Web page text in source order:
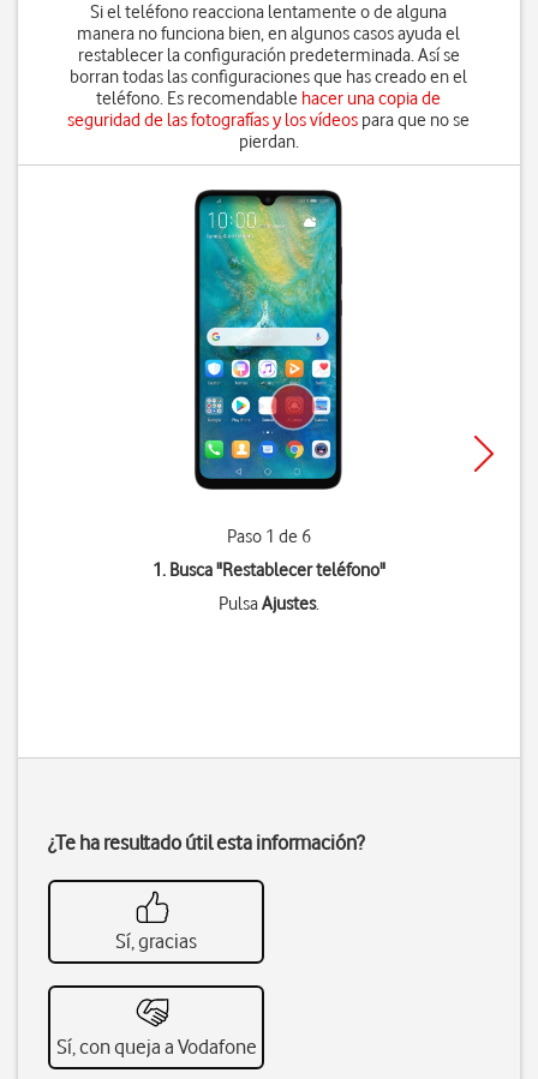
Si el teléfono reacciona lentamente o de alguna
manera no funciona bien, en algunos casos ayuda el
restablecer la configuración predeterminada. Así se
borran todas las configuraciones que has creado en el
teléfono. Es recomendable hacer una copia de
seguridad de las fotografías y los vídeos para que no se
pierdan.
Paso 1 de 6
1. Busca "Restablecer teléfono"
PulsaAjustes.
¿Te ha resultado útil esta información?
Sí, gracias
Sí, con queja a Vodafone